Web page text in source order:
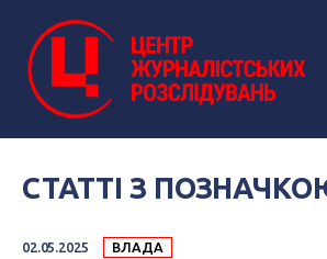
СТАТТІ З
02.05.2025 ВЛАДА